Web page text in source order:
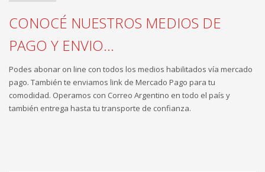
CONOCÉ NUESTROS MEDIOS DE
PAGO Y ENVIO...
Podes abonar on line con todos los medios habilitados vía mercado
pago. También te enviamos link de Mercado Pago para tu
comodidad. Operamos con Correo Argentino en todo el país y
también entrega hasta tu transporte de confianza.